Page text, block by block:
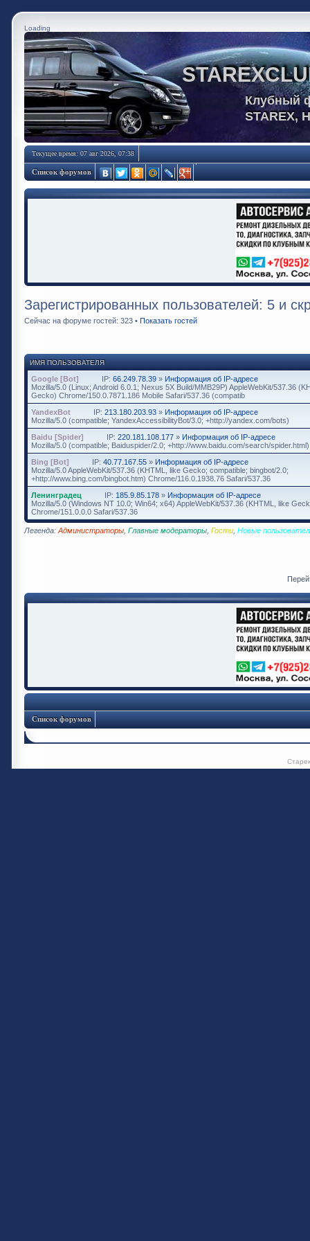
Loading
Клубный
STAREX,
Текущее время: 07 авг 2026, 07:38
Список форумов
Зарегистрированных пользователей: 5 и
Сейчас на форуме гостей: 323 • Показать гостей
ИМЯ ПОЛЬЗОВАТЕЛЯ
Google [Bot] IP: 66.249.78.39 » Информация об IP-адресе
Mozilla/5.0 (Linux; Android 6.0.1; Nexus 5X Build/MMB29P) AppleWebKit/537.36
Gecko) Chrome/150.0.7871.186 Mobile Safari/537.36 (compatib
YandexBot
IP: 213.180.203.93 » Информация об IP-адресе
Mozilla/5.0 (compatible; YandexAccessibilityBot/3.0; +http://yandex.com/bots)
Baidu [Spider]
IP: 220.181.108.177 » Информация об IP-адресе
Mozilla/5.0 (compatible; Baiduspider/2.0; +http://www.baidu.com/search/spider.html)
Bing [Bot]
IP: 40.77.167.55 » Информация об IP-адресе
Mozilla/5.0 AppleWebKit/537.36 (KHTML, like Gecko; compatible; bingbot/2.0;
+http://www.bing.com/bingbot.htm) Chrome/116.0.1938.76 Safari/537.36
Ленинградец
IP: 185.9.85.178 » Информация об IP-адресе
Mozilla/5.0 (Windows NT 10.0; Win64; x64) AppleWebKit/537.36 (KHTML, like
Chrome/151.0.0.0 Safari/537.36
Легенда: Администраторы Главные модераторы Гости Новые
Список форумов